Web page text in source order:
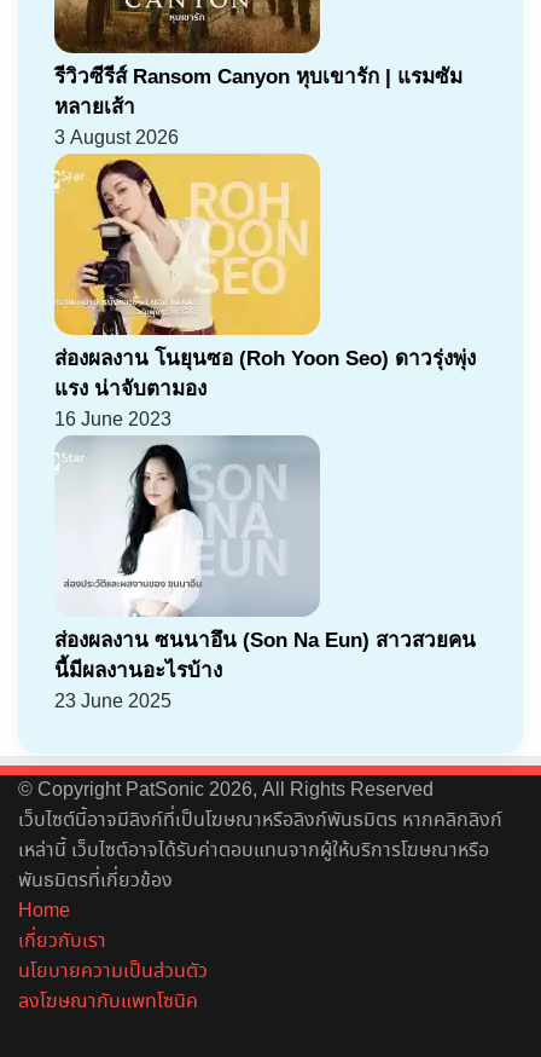
รีวิวซีรีส์ Ransom Canyon หุบเขารัก | แรมซัม
หลายเส้า
3 August 2026
ส่องผลงาน โนยุนซอ (Roh Yoon Seo) ดาวรุ่งพุ่ง
แรง น่าจับตามอง
16 June 2023
ส่องผลงาน ซนนาอึน (Son Na Eun) สาวสวยคน
นี้มีผลงานอะไรบ้าง
23 June 2025
© Copyright PatSonic 2026, All Rights Reserved
เว็บไซต์นี้อาจมีลิงก์ที่เป็นโฆษณาหรือลิงก์พันธมิตร หากคลิกลิงก์
เหล่านี้ เว็บไซต์อาจได้รับค่าตอบแทนจากผู้ให้บริการโฆษณาหรือ
พันธมิตรที่เกี่ยวข้อง
Home
เกี่ยวกับเรา
นโยบายความเป็นส่วนตัว
ลงโฆษณากับแพทโซนิค